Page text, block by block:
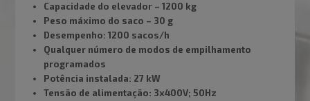
Capacidade do elevador – 1200 kg
Peso máximo do saco – 30 g
Desempenho: 1200 sacos/h
Qualquer número de modos de empilhamento
programados
Potência instalada: 27 kW
Tensão de alimentação: 3x400V; 50Hz